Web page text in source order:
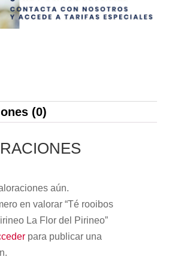
(0)
aún.
en valorar “Té rooibos
La Flor del Pirineo”
para publicar una